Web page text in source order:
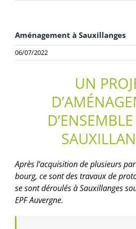
Aménagement à Sauxillanges
06/07/2022
UN
Après l’acquisition de plusieurs
bourg, ce sont des travaux de
se sont déroulés à Sauxillanges
EPF Auvergne.